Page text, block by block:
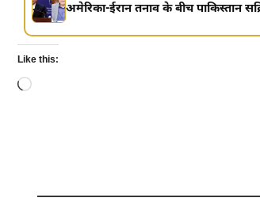
अमेरिका-ईरान तनाव के बीच पाकिस्तान
Like this:
Loading…